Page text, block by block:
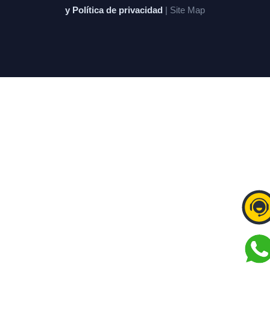
y Política de privacidad | Site Map